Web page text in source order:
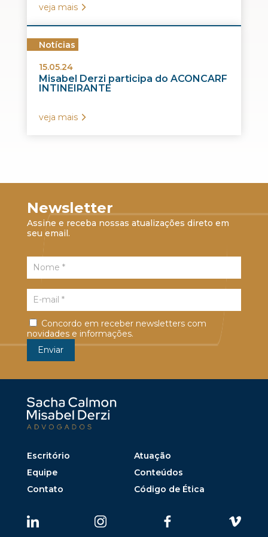
veja mais
Notícias
15.05.24
Misabel Derzi participa do ACONCARF
INTINEIRANTE
veja mais
Newsletter
Assine e receba nossas atualizações direto em
seu email.
Concordo em receber newsletters com
novidades e informações.
Escritório
Atuação
Equipe
Conteúdos
Contato
Código de Ética